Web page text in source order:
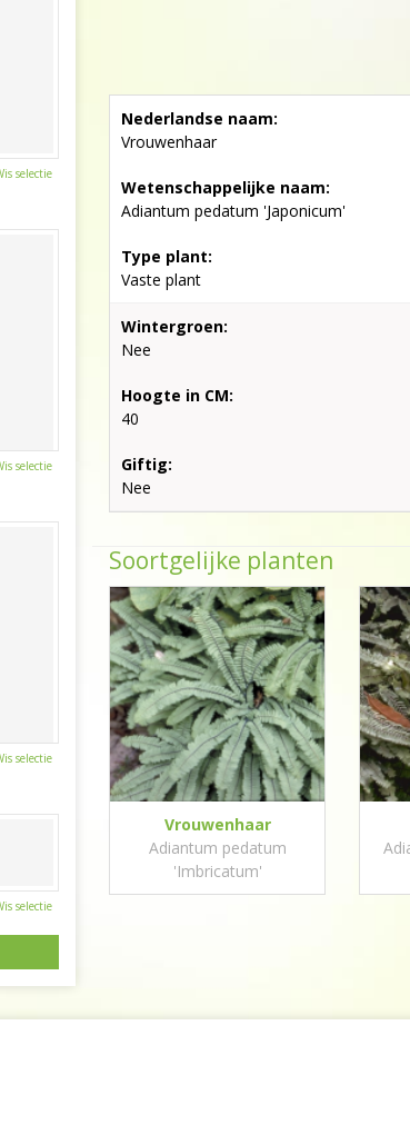
Nederlandse naam:
Vrouwenhaar
Wetenschappelijke naam:
Adiantum pedatum 'Japonicum'
Type plant:
Vaste plant
Wintergroen:
Nee
Hoogte in CM:
40
Giftig:
Nee
Soortgelijke planten
Vrouwenhaar
Adiantum pedatum
'Imbricatum'
selectie
selectie
selectie
selectie